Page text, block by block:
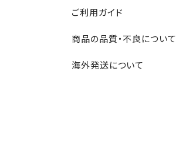
ご利用ガイド
商品の品質・不良について
海外発送について